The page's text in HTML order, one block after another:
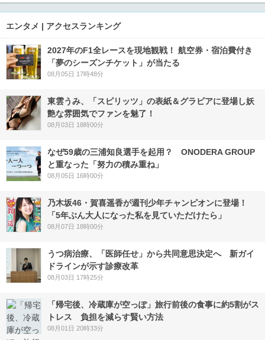
エンタメ | アクセスランキング
2027年のF1全レースを現地観戦！ 航空券・宿泊費付き
「夢のシーズンチケット」が当たる
08月05日 17時48分
東雲うみ、「スピリッツ」の表紙＆グラビアに登場し妖
艶な雰囲気でファンを魅了！
08月03日 18時00分
なぜ59歳の三浦知良選手を起用？ ONODERA GROUP
と重なった「努力の積み重ね」
08月05日 16時00分
乃木坂46・賀喜遥香が週刊少年チャンピオンに登場！
「5年ぶん大人になった私を見ていただけたら」
08月07日 18時00分
うつ病治療、「医師任せ」から共同意思決定へ 新ガイ
ドラインが示す診療改革
08月03日 17時25分
「帰宅後、冷蔵庫が空っぽ」旅行前後の食事に約5割がス
トレス 負担を減らす賢い方法
08月01日 20時33分